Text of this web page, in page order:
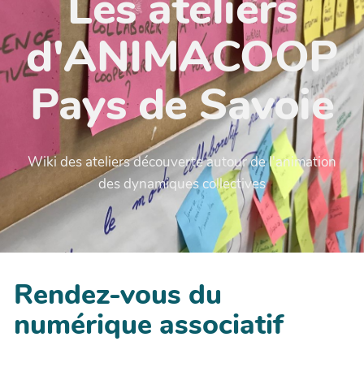
d'ANIMACOOP
Pays de Savoie
Wiki des ateliers découverte autour de l'animation
des dynamiques collectives
Rendez-vous du
numérique associatif